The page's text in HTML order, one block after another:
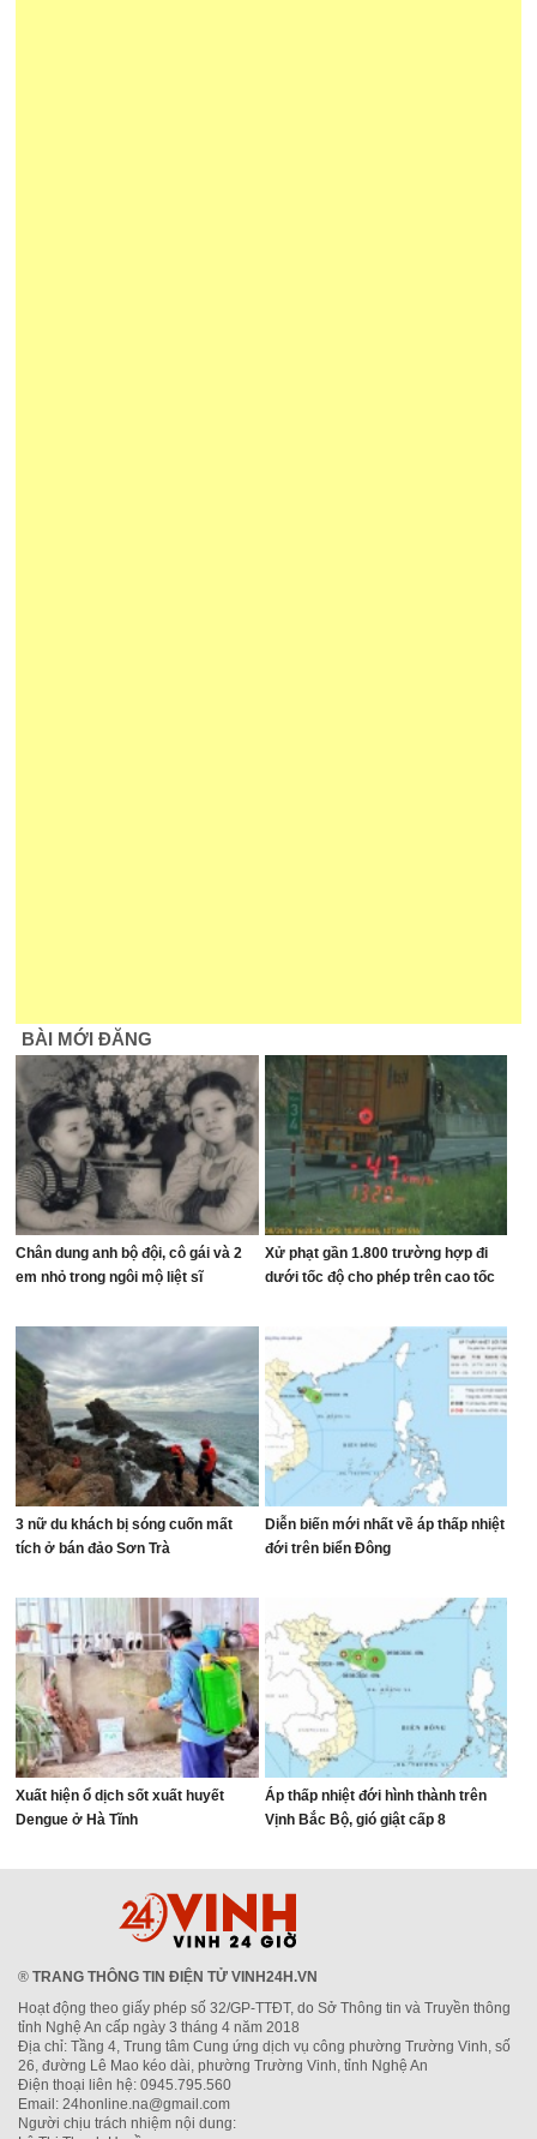
BÀI MỚI ĐĂNG
Chân dung anh bộ đội, cô gái và 2
em nhỏ trong ngôi mộ liệt sĩ
Xử phạt gần 1.800 trường hợp đi
dưới tốc độ cho phép trên cao tốc
3 nữ du khách bị sóng cuốn mất
tích ở bán đảo Sơn Trà
Diễn biến mới nhất về áp thấp nhiệt
đới trên biển Đông
Xuất hiện ổ dịch sốt xuất huyết
Dengue ở Hà Tĩnh
Áp thấp nhiệt đới hình thành trên
Vịnh Bắc Bộ, gió giật cấp 8
® TRANG THÔNG TIN ĐIỆN TỬ VINH24H.VN
Hoạt động theo giấy phép số 32/GP-TTĐT, do Sở Thông tin và Truyền thông
tỉnh Nghệ An cấp ngày 3 tháng 4 năm 2018
Địa chỉ: Tầng 4, Trung tâm Cung ứng dịch vụ công phường Trường Vinh, số
26, đường Lê Mao kéo dài, phường Trường Vinh, tỉnh Nghệ An
Điện thoại liên hệ: 0945.795.560
Email: 24honline.na@gmail.com
Người chịu trách nhiệm nội dung: